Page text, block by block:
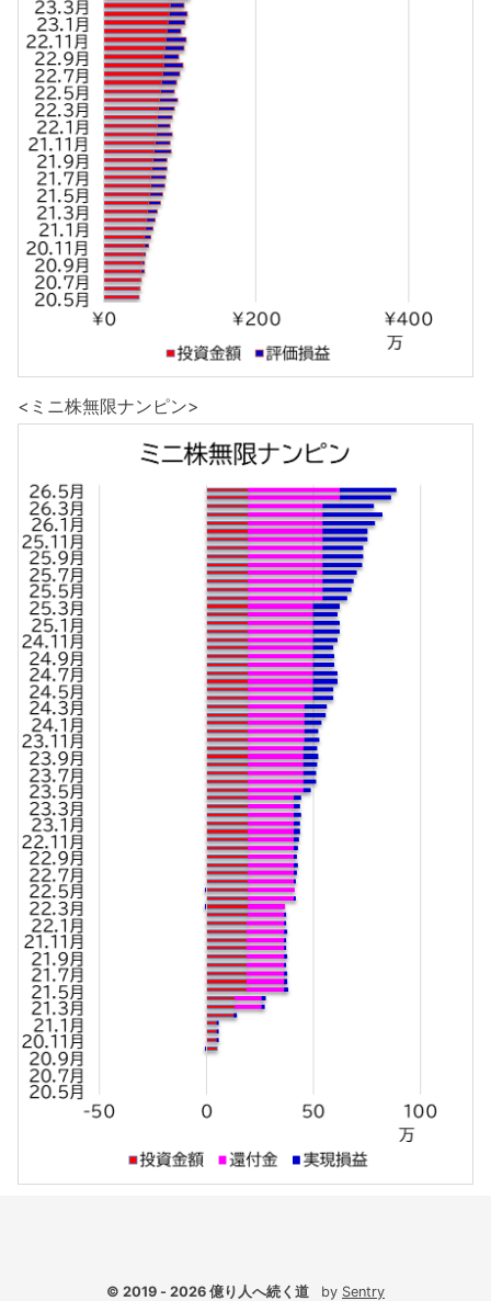
<ミニ株無限ナンピン>
© 2019 - 2026 億り人へ続く道 by Sentry